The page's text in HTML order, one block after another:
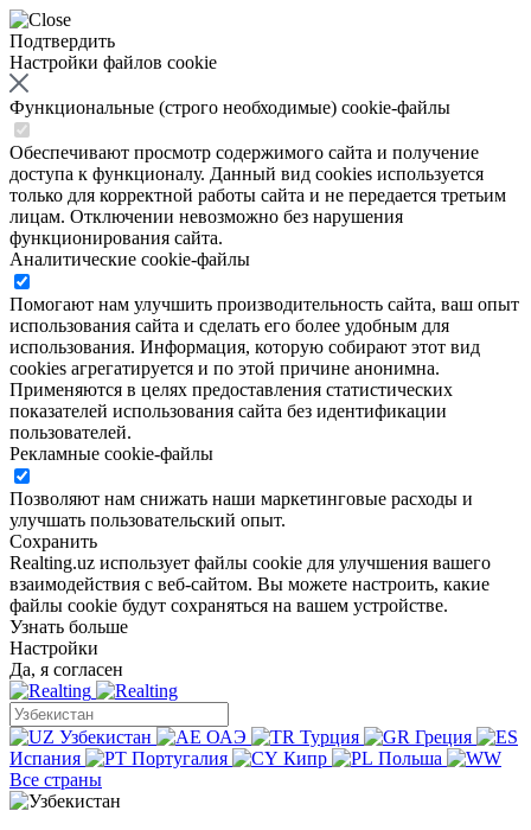
Подтвердить
Настройки файлов cookie
Функциональные (строго необходимые) cookie-файлы
Обеспечивают просмотр содержимого сайта и получение
доступа к функционалу. Данный вид cookies используется
только для корректной работы сайта и не передается третьим
лицам. Отключении невозможно без нарушения
функционирования сайта.
Аналитические cookie-файлы
Помогают нам улучшить производительность сайта, ваш опыт
использования сайта и сделать его более удобным для
использования. Информация, которую собирают этот вид
cookies агрегатируется и по этой причине анонимна.
Применяются в целях предоставления статистических
показателей использования сайта без идентификации
пользователей.
Рекламные cookie-файлы
Позволяют нам снижать наши маркетинговые расходы и
улучшать пользовательский опыт.
Сохранить
Realting.uz использует файлы cookie для улучшения вашего
взаимодействия с веб-сайтом. Вы можете настроить, какие
файлы cookie будут сохраняться на вашем устройстве.
Узнать больше
Настройки
Да, я согласен
Узбекистан ОАЭ Турция
Греция
Испания
Португалия Кипр
Польша
Все страны